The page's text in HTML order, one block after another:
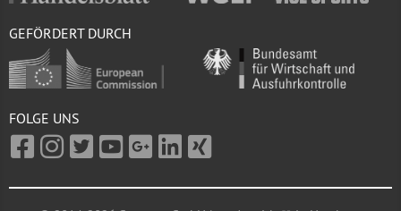
GEFÖRDERT DURCH
FOLGE UNS